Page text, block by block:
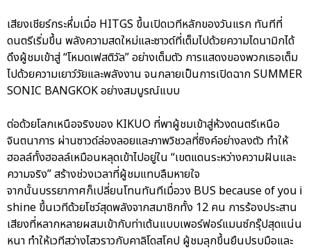
เสียงเชียร์กระหึ่มเมื่อ HITGS ขึ้นเปิดเวทีหลักของวันแรก ทันทีที่
ดนตรีเริ่มขึ้น พลังความสดใหม่และซาวด์ที่เต็มไปด้วยความไดนามิกได้
ดึงผู้ชมเข้าสู่ “โหมดเฟสติวัล” อย่างเต็มตัว การแสดงของพวกเธอเต็ม
ไปด้วยความเยาว์วัยและพลังงาน จนกลายเป็นการเปิดฉาก SUMMER
SONIC BANGKOK อย่างสมบูรณ์แบบ
ต่อด้วยโลกเหนือจริงของ KIKUO ที่พาผู้ชมเข้าสู่ห้วงดนตรีเหนือ
จินตนาการ ผ่านซาวด์ล่องลอยและภาพวิชวลที่ซิงค์อย่างลงตัว ทำให้
ฮอลล์ทั้งฮอลล์เหมือนหลุดเข้าไปอยู่ใน “เขตแดนระหว่างความฝันและ
ความจริง” สร้างช่วงเวลาที่ผู้ชมแทบลืมหายใจ
จากนั้นบรรยากาศก็เปลี่ยนโทนทันทีเมื่อวง BUS because of you i
shine ขึ้นเวทีด้วยโชว์สุดพลังจากสมาชิกทั้ง 12 คน การร้องประสาน
เสียงที่หลากหลายผสมเข้ากับท่าเต้นแบบเพอร์ฟอร์แมนซ์กรุ๊ปสุดแน่น
หนา ทำให้เวทีสว่างไสวราวกับคาลิโดสโคป ผู้ชมลุกขึ้นยืนปรบมือและ